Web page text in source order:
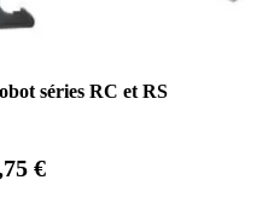
séries RC et RS
€